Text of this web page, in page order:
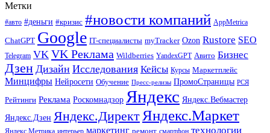
Метки
#авто #деньги #кризис #новости компаний AppMetrica
ChatGPT Google IT-специалисты myTracker Ozon Rustore SEO
Telegram VK VK Реклама Wildberries YandexGPT Авито Бизнес
Дзен Дизайн Исследования Кейсы Курсы Маркетплейс
Минцифры Нейросети Обучение Пресс-релизы ПромоСтраницы РСЯ
Рейтинги Реклама Роскомнадзор Яндекс Яндекс.Вебмастер
Яндекс.Дзен Яндекс.ДиректЯндекс.Маркет
маркетинг ремонт технологии